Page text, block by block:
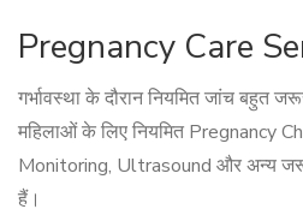
Pregnancy Care
गर्भावस्था के दौरान नियमित जांच बहुत
महिलाओं के लिए नियमित Pregnancy
Monitoring, Ultrasound और अन्य
हैं।